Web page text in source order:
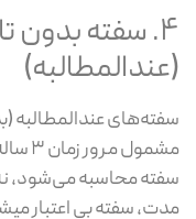
۴. سفته بدون
عندالمطالبه
مشمول
محاسبه می‌شود، نه
سفته بی اعتبار میشود.